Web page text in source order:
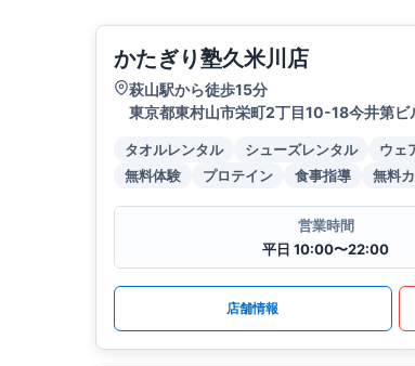
かたぎり塾久米川店
萩山駅から徒歩15分
東京都東村山市栄町2丁目10-18今井第ビ
タオルレンタル シューズレンタル ウェ
無料体験
プロテイン 食事指導 無料
営業時間
平日 10:00〜22:00
店舗情報